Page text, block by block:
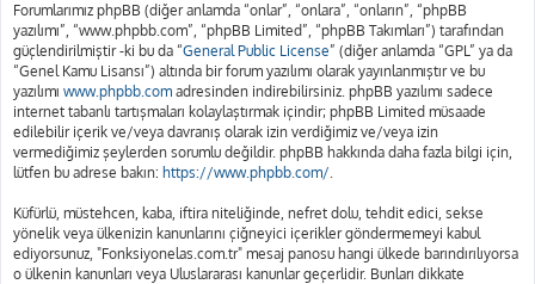
Forumlarımız phpBB (diğer anlamda “onlar”, “onlara”, “onların”, “phpBB
yazılımı”, “www.phpbb.com”, “phpBB Limited”, “phpBB Takımları”) tarafından
güçlendirilmiştir -ki bu da “General Public License” (diğer anlamda “GPL” ya da
“Genel Kamu Lisansı”) altında bir forum yazılımı olarak yayınlanmıştır ve bu
yazılımı www.phpbb.com adresinden indirebilirsiniz. phpBB yazılımı sadece
internet tabanlı tartışmaları kolaylaştırmak içindir; phpBB Limited müsaade
edilebilir içerik ve/veya davranış olarak izin verdiğimiz ve/veya izin
vermediğimiz şeylerden sorumlu değildir. phpBB hakkında daha fazla bilgi için,
lütfen bu adrese bakın: https://www.phpbb.com/.
Küfürlü, müstehcen, kaba, iftira niteliğinde, nefret dolu, tehdit edici, sekse
yönelik veya ülkenizin kanunlarını çiğneyici içerikler göndermemeyi kabul
ediyorsunuz, "Fonksiyonelas.com.tr" mesaj panosu hangi ülkede barındırılıyorsa
o ülkenin kanunları veya Uluslararası kanunlar geçerlidir. Bunları dikkate